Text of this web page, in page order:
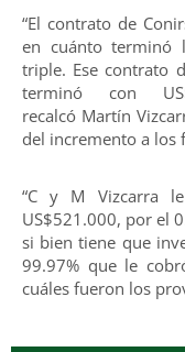
“El contrato de
en cuánto terminó
triple. Ese contrato
terminó con
recalcó Martín
del incremento a los
“C y M Vizcarra
US$521.000, por el
si bien tiene que
99.97% que le
cuáles fueron los